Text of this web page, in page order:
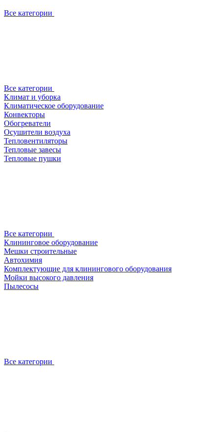
Все категории
Все категории
Климат и уборка
Климатическое оборудование
Конвекторы
Обогреватели
Осушители воздуха
Тепловентиляторы
Тепловые завесы
Тепловые пушки
Все категории
Клининговое оборудование
Мешки строительные
Автохимия
Комплектующие для клинингового оборудования
Мойки высокого давления
Пылесосы
Все категории